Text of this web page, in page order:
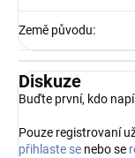
Země původu:
Diskuze
Buďte první, kdo
Pouze registrovaní
přihlaste se nebo se